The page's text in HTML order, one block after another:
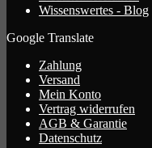
Wissenswertes - Blog
Google Translate
Zahlung
Versand
Mein Konto
Vertrag widerrufen
AGB & Garantie
Datenschutz